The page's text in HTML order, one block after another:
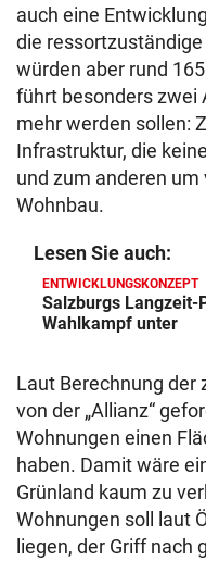
auch eine
die
würden aber rund
führt besonders zwei
mehr werden sollen:
Infrastruktur, die
und zum anderen
Wohnbau.
Lesen Sie auch:
ENTWICKLUNGSKONZEPT
Salzburgs Langzeit-
Wahlkampf unter
Laut Berechnung der
von der „Allianz“
Wohnungen einen
haben. Damit wäre
Grünland kaum zu
Wohnungen soll laut
liegen, der Griff nach